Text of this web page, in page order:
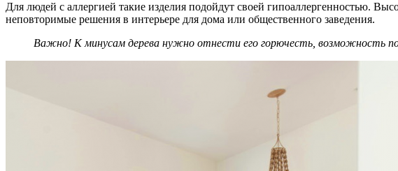
Для людей с аллергией такие изделия подойдут своей гипоаллергенностью.
неповторимые решения в интерьере для дома или общественного заведения.
Важно! К минусам дерева нужно отнести его горючесть, возможность